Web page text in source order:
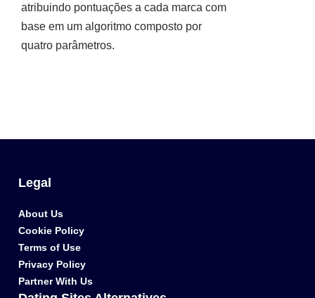
atribuindo pontuações a cada marca com
base em um algoritmo composto por
quatro parâmetros.
Legal
About Us
Cookie Policy
Terms of Use
Privacy Policy
Partner With Us